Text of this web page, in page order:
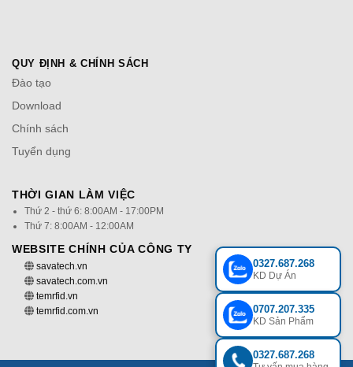
QUY ĐỊNH & CHÍNH SÁCH
Đào tạo
Download
Chính sách
Tuyển dụng
THỜI GIAN LÀM VIỆC
Thứ 2 - thứ 6: 8:00AM - 17:00PM
Thứ 7: 8:00AM - 12:00AM
WEBSITE CHÍNH CỦA CÔNG TY
savatech.vn
savatech.com.vn
temrfid.vn
temrfid.com.vn
0327.687.268
KD Dự Án
0707.207.335
KD Sản Phẩm
0327.687.268